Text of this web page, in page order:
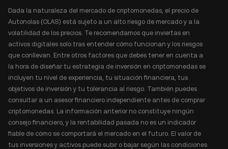
Dada la naturaleza del mercado de criptomonedas, el precio de
Autonolas (OLAS) está sujeto a un alto riesgo de mercado y a la
volatilidad de los precios. Te recomendamos que inviertas en
activos digitales solo tras entender cómo funcionan y los riesgos
que conllevan. Entre otros factores que debes tener en cuenta a
la hora de diseñar tu estrategia de inversión en criptomonedas se
incluyen tu nivel de experiencia, tu situación financiera, tus
objetivos de inversión y tu tolerancia al riesgo. También puedes
consultar a un asesor financiero independiente antes de comprar
criptomonedas. La información anterior no constituye ningún
consejo financiero, y la rentabilidad pasada no es un indicador
fiable de cómo se comportará el mercado en el futuro. El valor de
tus inversiones y activos puede subir o bajar según las condiciones